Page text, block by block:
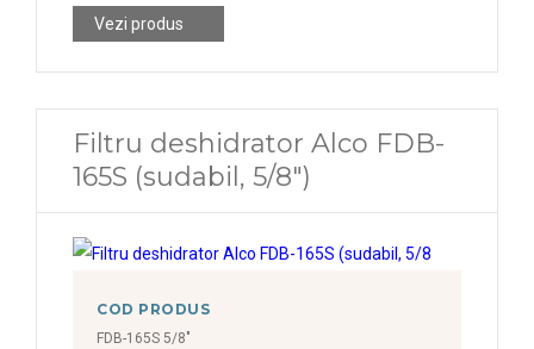
Vezi produs
Filtru deshidrator Alco FDB-
165S (sudabil, 5/8")
COD PRODUS
FDB-165S 5/8"